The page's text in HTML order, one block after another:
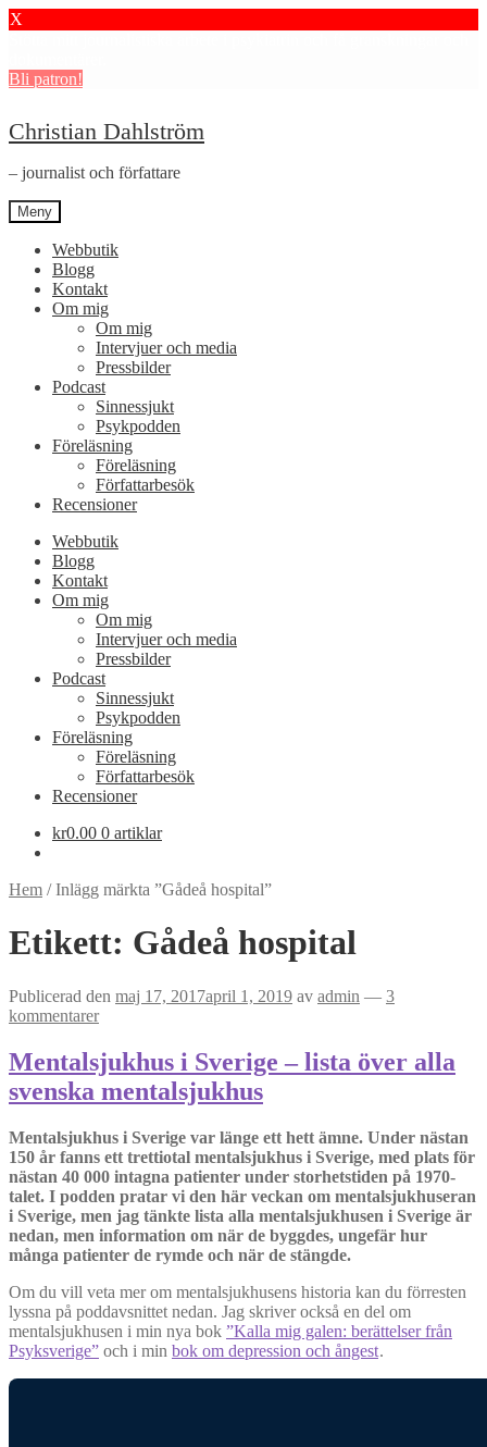
X
Bli patron!
Hoppa
till
navigering
Hoppa
till
innehåll
Christian Dahlström
– journalist och författare
Meny
Webbutik
Blogg
Kontakt
Om mig
Om mig
Intervjuer och media
Pressbilder
Podcast
Sinnessjukt
Psykpodden
Föreläsning
Föreläsning
Författarbesök
Recensioner
Webbutik
Blogg
Kontakt
Om mig
Om mig
Intervjuer och media
Pressbilder
Podcast
Sinnessjukt
Psykpodden
Föreläsning
Föreläsning
Författarbesök
Recensioner
kr0.00 0 artiklar
Hem /Inlägg märkta ”Gådeå hospital”
Etikett: Gådeå hospital
Publicerad den maj 17, 2017april 1, 2019 av admin — 3
kommentarer
Mentalsjukhus i Sverige – lista över alla
svenska mentalsjukhus
Mentalsjukhus i Sverige var länge ett hett ämne. Under nästan
150 år fanns ett trettiotal mentalsjukhus i Sverige, med plats för
nästan 40 000 intagna patienter under storhetstiden på 1970-
talet. I podden pratar vi den här veckan om mentalsjukhuseran
i Sverige, men jag tänkte lista alla mentalsjukhusen i Sverige är
nedan, men information om när de byggdes, ungefär hur
många patienter de rymde och när de stängde.
Om du vill veta mer om mentalsjukhusens historia kan du förresten
lyssna på poddavsnittet nedan. Jag skriver också en del om
mentalsjukhusen i min nya bok ”Kalla mig galen: berättelser från
Psyksverige” och i min bok om depression och ångest.